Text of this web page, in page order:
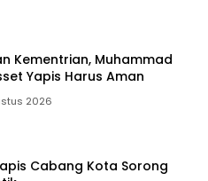
Kementrian, Muhammad
Yapis Harus Aman
2026
Cabang Kota Sorong